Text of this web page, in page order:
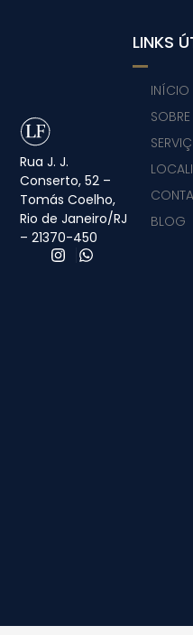
Rua J. J.
Conserto, 52 –
Tomás Coelho,
Rio de Janeiro/RJ
– 21370-450
LINKS
INÍCIO
SOBRE
BLOG